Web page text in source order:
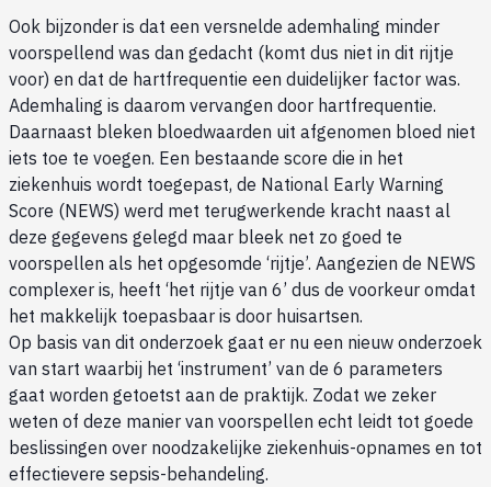
Ook bijzonder is dat een versnelde ademhaling minder
voorspellend was dan gedacht (komt dus niet in dit rijtje
voor) en dat de hartfrequentie een duidelijker factor was.
Ademhaling is daarom vervangen door hartfrequentie.
Daarnaast bleken bloedwaarden uit afgenomen bloed niet
iets toe te voegen. Een bestaande score die in het
ziekenhuis wordt toegepast, de National Early Warning
Score (NEWS) werd met terugwerkende kracht naast al
deze gegevens gelegd maar bleek net zo goed te
voorspellen als het opgesomde ‘rijtje’. Aangezien de NEWS
complexer is, heeft ‘het rijtje van 6’ dus de voorkeur omdat
het makkelijk toepasbaar is door huisartsen.
Op basis van dit onderzoek gaat er nu een nieuw onderzoek
van start waarbij het ‘instrument’ van de 6 parameters
gaat worden getoetst aan de praktijk. Zodat we zeker
weten of deze manier van voorspellen echt leidt tot goede
beslissingen over noodzakelijke ziekenhuis-opnames en tot
effectievere sepsis-behandeling.